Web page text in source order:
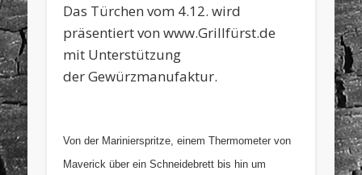
Das Türchen vom 4.12. wird
präsentiert von www.Grillfürst.de
mit Unterstützung
der Gewürzmanufaktur.
Von der Marinierspritze, einem Thermometer von
Maverick über ein Schneidebrett bis hin um